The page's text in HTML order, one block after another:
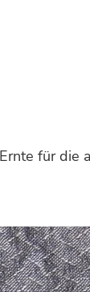
für die